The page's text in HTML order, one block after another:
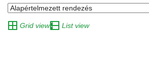
Grid view List view